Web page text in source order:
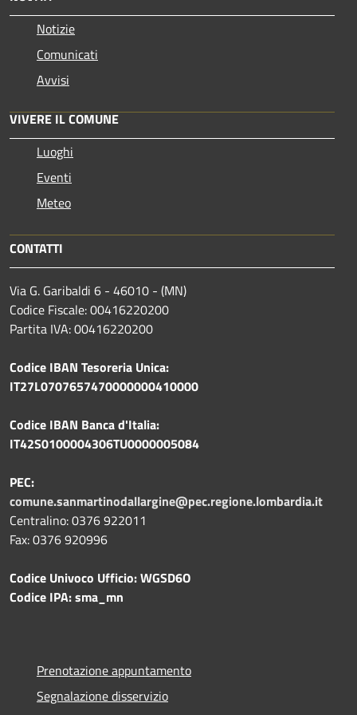
Notizie
Comunicati
Avvisi
VIVERE IL COMUNE
Luoghi
Eventi
Meteo
CONTATTI
Via G. Garibaldi 6 - 46010 - (MN)
Codice Fiscale: 00416220200
Partita IVA: 00416220200
Codice IBAN Tesoreria Unica:
IT27L0707657470000000410000
Codice IBAN Banca d'Italia:
IT42S0100004306TU0000005084
PEC:
comune.sanmartinodallargine@pec.regione.lombardia.it
Centralino: 0376 922011
Fax: 0376 920996
Codice Univoco Ufficio: WGSD6O
Codice IPA: sma_mn
Prenotazione appuntamento
Segnalazione disservizio